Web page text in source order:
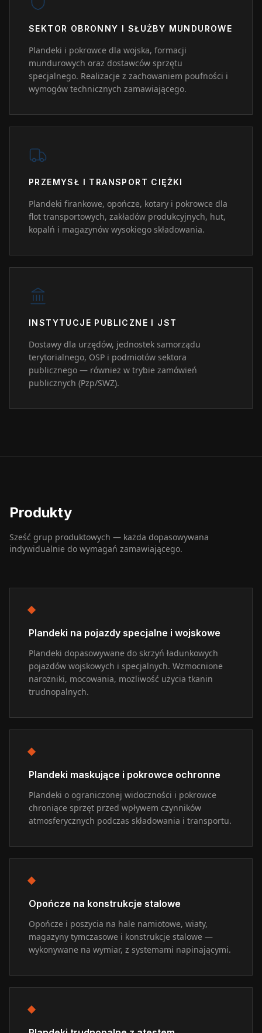
SEKTOR OBRONNY I SŁUŻBY MUNDUROWE
Plandeki i pokrowce dla wojska, formacji
mundurowych oraz dostawców sprzętu
specjalnego. Realizacje z zachowaniem poufności i
wymogów technicznych zamawiającego.
PRZEMYSŁ I TRANSPORT CIĘŻKI
Plandeki firankowe, opończe, kotary i pokrowce dla
flot transportowych, zakładów produkcyjnych, hut,
kopalń i magazynów wysokiego składowania.
INSTYTUCJE PUBLICZNE I JST
Dostawy dla urzędów, jednostek samorządu
terytorialnego, OSP i podmiotów sektora
publicznego — również w trybie zamówień
publicznych (Pzp/SWZ).
Produkty
Sześć grup produktowych — każda dopasowywana
indywidualnie do wymagań zamawiającego.
Plandeki na pojazdy specjalne i wojskowe
Plandeki dopasowywane do skrzyń ładunkowych
pojazdów wojskowych i specjalnych. Wzmocnione
narożniki, mocowania, możliwość użycia tkanin
trudnopalnych.
Plandeki maskujące i pokrowce ochronne
Plandeki o ograniczonej widoczności i pokrowce
chroniące sprzęt przed wpływem czynników
atmosferycznych podczas składowania i transportu.
Opończe na konstrukcje stalowe
Opończe i poszycia na hale namiotowe, wiaty,
magazyny tymczasowe i konstrukcje stalowe —
wykonywane na wymiar, z systemami napinającymi.